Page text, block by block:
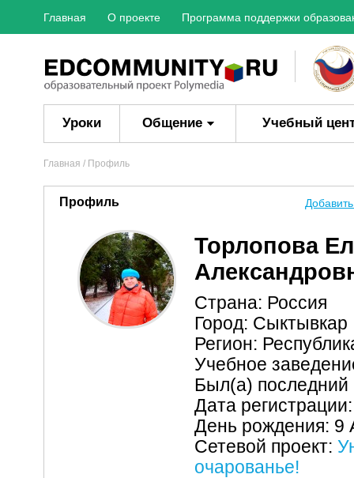
Главная О проекте Программа поддержки
Уроки Общение Учебный
Главная / Профиль
Профиль
Торлопова
Страна: Россия
Город: Сыктывкар
Регион:
Учебное
Был(а) последний
Дата
День рождения: 9
Сетевой проект:
очарованье!